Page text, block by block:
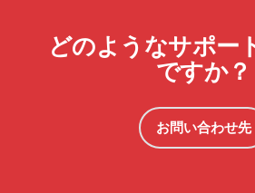
どのようなサポー
ですか？
お問い合わせ先